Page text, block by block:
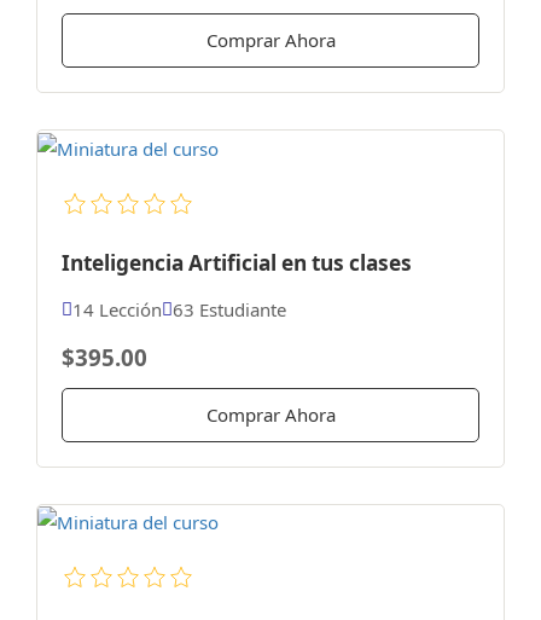
Comprar Ahora
Inteligencia Artificial en tus clases
14 Lección 63 Estudiante
$395.00
Comprar Ahora